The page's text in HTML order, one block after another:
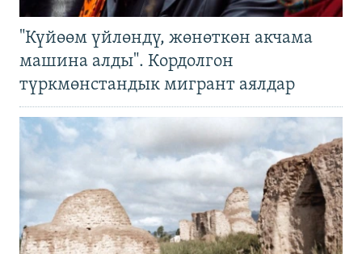
"Күйөөм үйлөндү, жөнөткөн акчама
машина алды". Кордолгон
түркмөнстандык мигрант аялдар